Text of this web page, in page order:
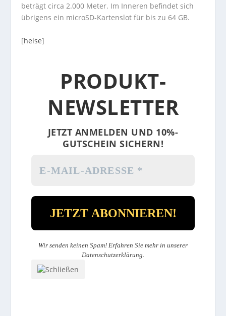
beträgt circa 2.000 Meter. Im Inneren befindet sich
übrigens ein microSD-Kartenslot für bis zu 64 GB.
[heise]
PRODUKT-
NEWSLETTER
JETZT ANMELDEN UND 10%-
GUTSCHEIN SICHERN!
Wir senden keinen Spam! Erfahren Sie mehr in unserer
Datenschutzerklärung